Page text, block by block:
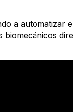
a automatizar